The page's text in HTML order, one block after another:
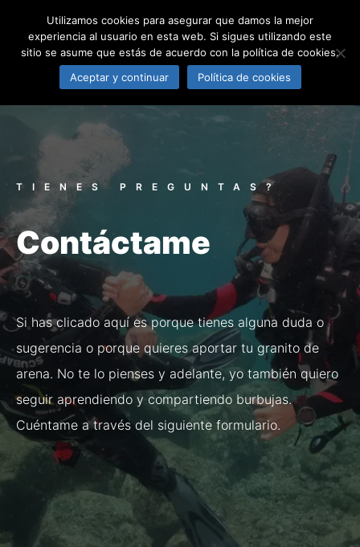
EL RINCÓN DEL BUCEO
TIENES PREGUNTAS?
Contáctame
Si has clicado aquí es porque tienes alguna duda o
sugerencia o porque quieres aportar tu granito de
arena. No te lo pienses y adelante, yo también quiero
seguir aprendiendo y compartiendo burbujas.
Cuéntame a través del siguiente formulario.
Utilizamos cookies para asegurar que damos la mejor
experiencia al usuario en esta web. Si sigues utilizando este
sitio se asume que estás de acuerdo con la política de cookies.
Aceptar y continuar
Política de cookies